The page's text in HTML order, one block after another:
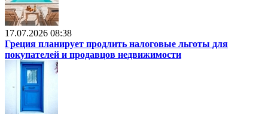
17.07.2026 08:38
Греция планирует продлить налоговые льготы для
покупателей и продавцов недвижимости